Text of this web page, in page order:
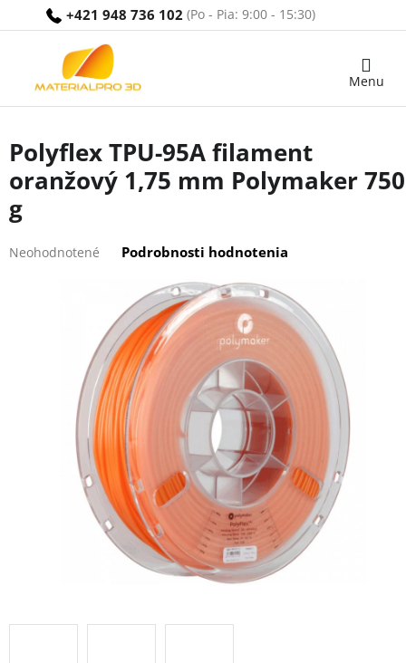
+421 948 736 102
Nákupný
Polyflex TPU-95A filament
oranžový 1,75 mm Polymaker 750
g
hodnotenie
Neohodnotené Podrobnosti hodnotenia